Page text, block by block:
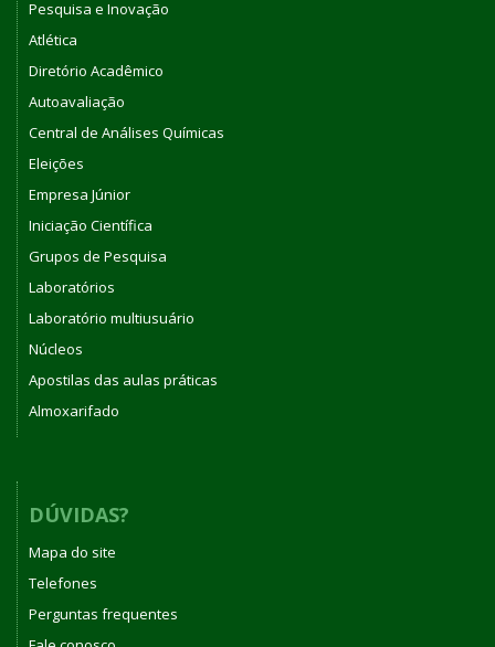
Pesquisa e Inovação
Atlética
Diretório Acadêmico
Autoavaliação
Central de Análises Químicas
Eleições
Empresa Júnior
Iniciação Científica
Grupos de Pesquisa
Laboratórios
Laboratório multiusuário
Núcleos
Apostilas das aulas práticas
Almoxarifado
DÚVIDAS?
Mapa do site
Telefones
Perguntas frequentes